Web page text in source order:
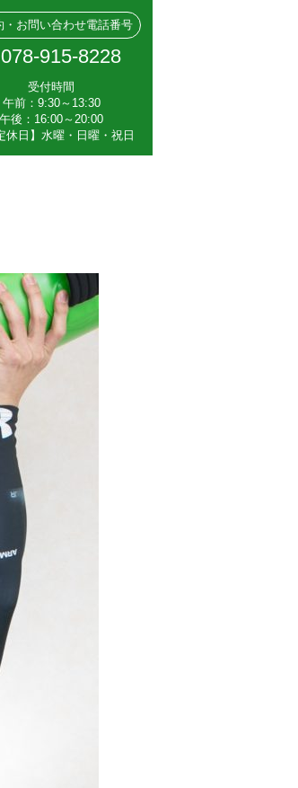
・お問い合わせ電話番号
078-915-8228
受付時間
午前：9:30～13:30
午後：16:00～20:00
休日】水曜・日曜・祝日